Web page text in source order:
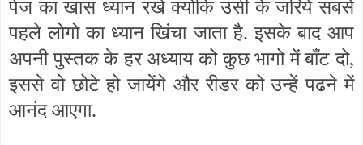
पेज का खास ध्यान रखें क्योकि उसी के जरिये सबसे
पहले लोगो का ध्यान खिंचा जाता है. इसके बाद आप
अपनी पुस्तक के हर अध्याय को कुछ भागो में बाँट दो,
इससे वो छोटे हो जायेंगे और रीडर को उन्हें पढने में
आनंद आएगा.